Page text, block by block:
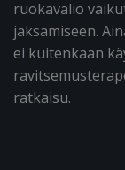
ruokavalio
jaksamiseen.
ei kuitenkaan
ratkaisu.